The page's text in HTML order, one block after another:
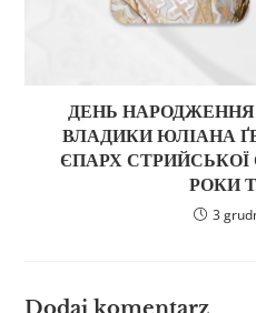
ДЕНЬ
ВЛАДИКИ ЮЛІАНА
ЄПАРХ СТРИЙСЬКОЇ
РОКИ
3